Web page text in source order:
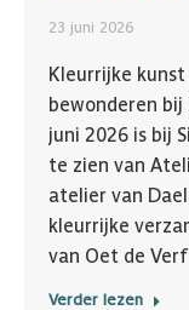
23 juni 2026
Kleurrijke
bewonderen
juni 2026 is bij
te zien van
atelier van
kleurrijke
van Oet de
Verder lezen